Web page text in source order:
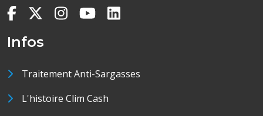
Infos
Traitement Anti-Sargasses
L'histoire Clim Cash